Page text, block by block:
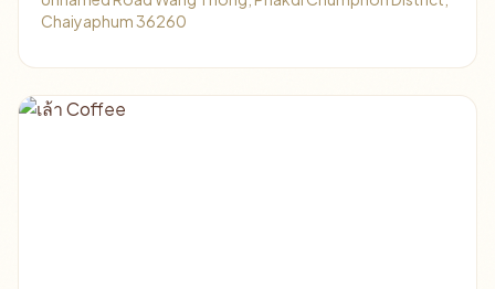
Chaiyaphum 36260